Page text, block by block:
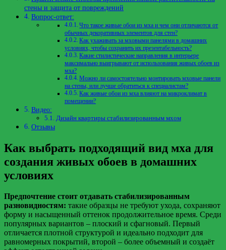
стены и защита от повреждений
Вопрос-ответ:
Что такое живые обои из мха и чем они отличаются от
обычных декоративных элементов для стен?
Как ухаживать за мховыми панелями в домашних
условиях, чтобы сохранить их презентабельность?
Какие стилистические направления в интерьере
максимально выигрывают от использования живых обоев из
мха?
Можно ли самостоятельно монтировать мховые панели
на стены, или лучше обратиться к специалистам?
Как живые обои из мха влияют на микроклимат в
помещении?
Видео:
Дизайн квартиры стабилизированным мхом
Отзывы
Как выбрать подходящий вид мха для
создания живых обоев в домашних
условиях
Предпочтение стоит отдавать стабилизированным
разновидностям: такие образцы не требуют ухода, сохраняют
форму и насыщенный оттенок продолжительное время. Среди
популярных вариантов – плоский и сфагновый. Первый
отличается плотной структурой и идеально подходит для
равномерных покрытий, второй – более объемный и создаёт